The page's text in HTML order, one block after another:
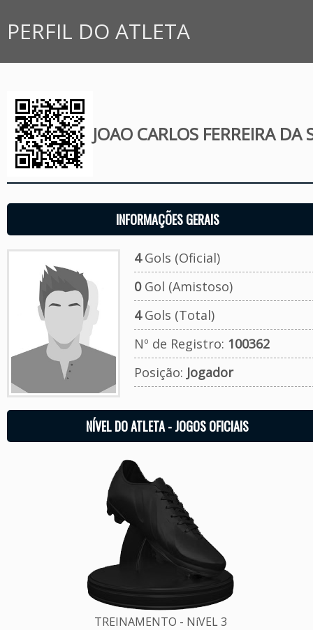
PERFIL DO ATLETA
JOAO CARLOS FERREIRA DA
INFORMAÇÕES GERAIS
4Gols (Oficial)
0Gol (Amistoso)
4Gols (Total)
Nº de Registro: 100362
Posição: Jogador
NÍVEL DO ATLETA - JOGOS OFICIAIS
TREINAMENTO - NíVEL 3